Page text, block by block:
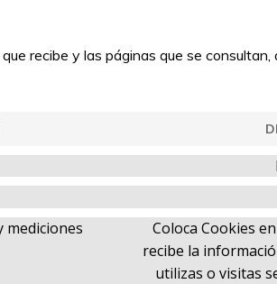
recibe y las páginas que se
mediciones
Coloca Cookies
recibe la
utilizas o visitas